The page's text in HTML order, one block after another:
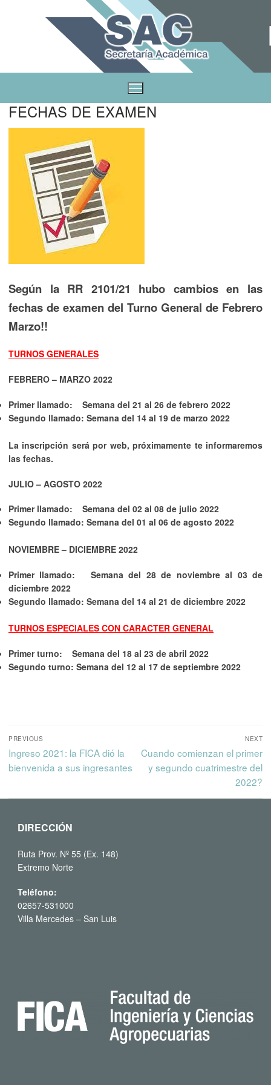
FECHAS DE EXAMEN
Según la RR 2101/21 hubo cambios en las
fechas de examen del Turno General de Febrero
Marzo!!
TURNOS GENERALES
FEBRERO – MARZO 2022
Primer llamado: Semana del 21 al 26 de febrero 2022
Segundo llamado: Semana del 14 al 19 de marzo 2022
La inscripción será por web, próximamente te informaremos
las fechas.
JULIO – AGOSTO 2022
Primer llamado: Semana del 02 al 08 de julio 2022
Segundo llamado: Semana del 01 al 06 de agosto 2022
NOVIEMBRE – DICIEMBRE 2022
Primer llamado: Semana del 28 de noviembre al 03 de
diciembre 2022
Segundo llamado: Semana del 14 al 21 de diciembre 2022
TURNOS ESPECIALES CON CARACTER GENERAL
Primer turno: Semana del 18 al 23 de abril 2022
Segundo turno: Semana del 12 al 17 de septiembre 2022
PREVIOUS
Ingreso 2021: la FICA dió la
bienvenida a sus ingresantes
NEXT
Cuando comienzan el primer
y segundo cuatrimestre del
2022?
DIRECCIÓN
Ruta Prov. Nº 55 (Ex. 148)
Extremo Norte
Teléfono:
02657-531000
Villa Mercedes – San Luis